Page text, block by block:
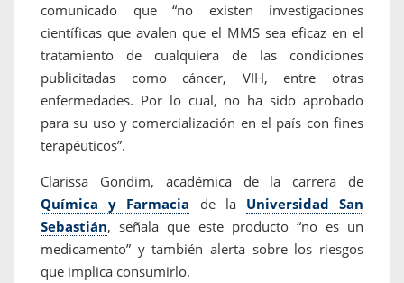
comunicado que “no existen investigaciones
científicas que avalen que el MMS sea eficaz en el
tratamiento de cualquiera de las condiciones
publicitadas como cáncer, VIH, entre otras
enfermedades. Por lo cual, no ha sido aprobado
para su uso y comercialización en el país con fines
terapéuticos”.
Clarissa Gondim, académica de la carrera de
Química y Farmacia de la Universidad San
Sebastián, señala que este producto “no es un
medicamento” y también alerta sobre los riesgos
que implica consumirlo.